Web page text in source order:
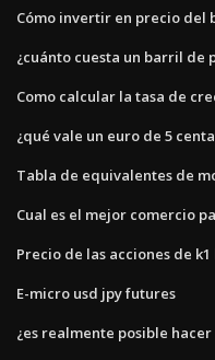
Cómo invertir en precio del
¿cuánto cuesta un barril de
Como calcular la tasa de
¿qué vale un euro de 5
Tabla de equivalentes de
Cual es el mejor comercio
Precio de las acciones de k1
E-micro usd jpy futures
¿es realmente posible